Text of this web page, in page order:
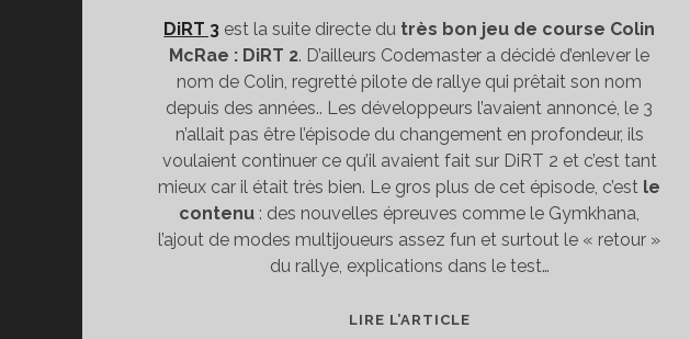
DiRT 3 est la suite directe du très bon jeu de course Colin
McRae : DiRT 2. D’ailleurs Codemaster a décidé d’enlever le
nom de Colin, regretté pilote de rallye qui prêtait son nom
depuis des années.. Les développeurs l’avaient annoncé, le 3
n’allait pas être l’épisode du changement en profondeur, ils
voulaient continuer ce qu’il avaient fait sur DiRT 2 et c’est tant
mieux car il était très bien. Le gros plus de cet épisode, c’est le
contenu : des nouvelles épreuves comme le Gymkhana,
l’ajout de modes multijoueurs assez fun et surtout le « retour »
du rallye, explications dans le test…
LIRE L’ARTICLE